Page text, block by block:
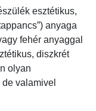
esztétikus,
anyaga
fehér anyaggal
diszkrét
olyan
valamivel